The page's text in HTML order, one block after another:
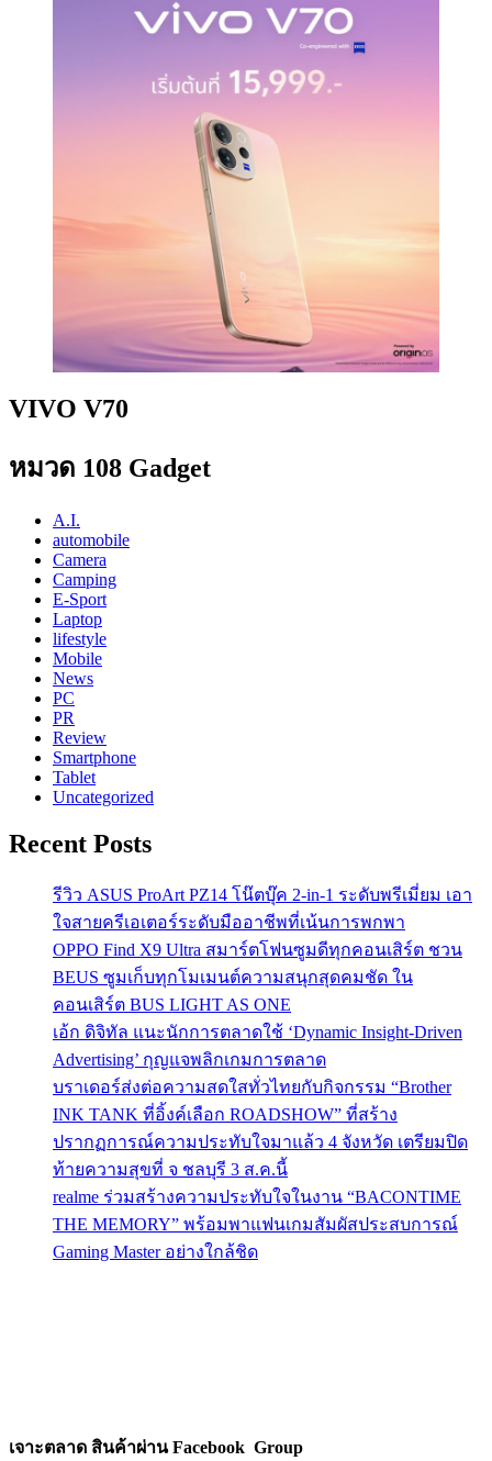
VIVO V70
หมวด 108 Gadget
A.I.
automobile
Camera
Camping
E-Sport
Laptop
lifestyle
Mobile
News
PC
PR
Review
Smartphone
Tablet
Uncategorized
Recent Posts
รีวิว ASUS ProArt PZ14 โน๊ตบุ๊ค 2-in-1 ระดับพรีเมี่ยม เอา
ใจสายครีเอเตอร์ระดับมืออาชีพที่เน้นการพกพา
OPPO Find X9 Ultra สมาร์ตโฟนซูมดีทุกคอนเสิร์ต ชวน
BEUS ซูมเก็บทุกโมเมนต์ความสนุกสุดคมชัด ใน
คอนเสิร์ต BUS LIGHT AS ONE
เอ้ก ดิจิทัล แนะนักการตลาดใช้ ‘Dynamic Insight-Driven
Advertising’ กุญแจพลิกเกมการตลาด
บราเดอร์ส่งต่อความสดใสทั่วไทยกับกิจกรรม “Brother
INK TANK ที่อิ้งค์เลือก ROADSHOW” ที่สร้าง
ปรากฏการณ์ความประทับใจมาแล้ว 4 จังหวัด เตรียมปิด
ท้ายความสุขที่ จ ชลบุรี 3 ส.ค.นี้
realme ร่วมสร้างความประทับใจในงาน “BACONTIME
THE MEMORY” พร้อมพาแฟนเกมสัมผัสประสบการณ์
Gaming Master อย่างใกล้ชิด
เจาะตลาด สินค้าผ่าน Facebook Group